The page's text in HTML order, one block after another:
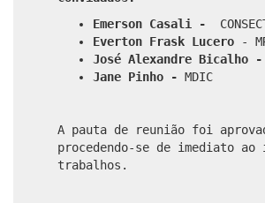
Emerson Casali -
Everton Frask Lucero -
José Alexandre Bicalho -
Jane Pinho - MDIC
A pauta de reunião foi
procedendo-se de imediato
trabalhos.